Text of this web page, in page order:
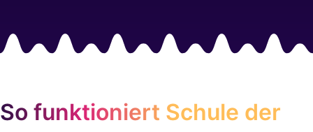
So funktioniert Schule der